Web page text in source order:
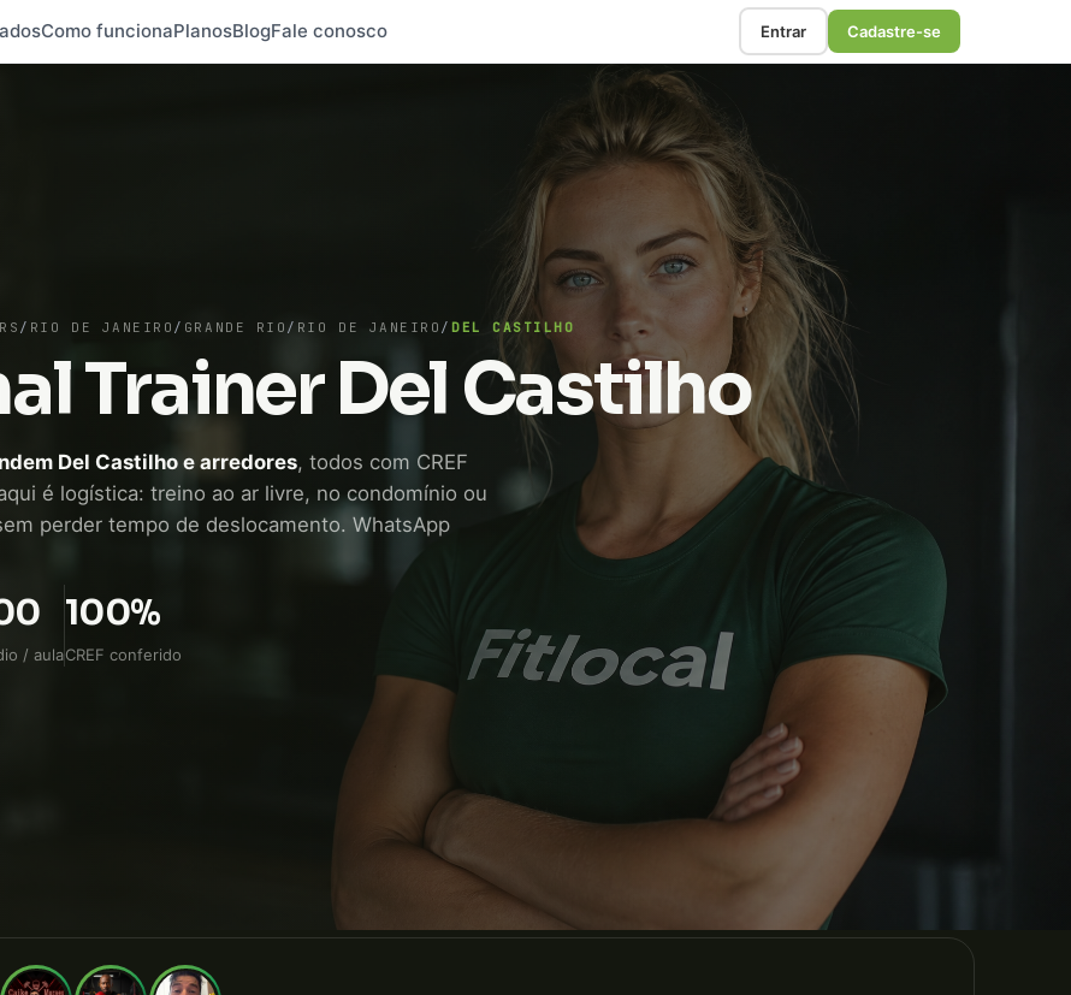
Como funcionaPlanosBlogFale conosco Entrar Cadastre-se
/ RIO DE JANEIRO / GRANDE RIO / RIO DE JANEIRO / DEL CASTILHO
Trainer Del Castilho
Del Castilho e arredores, todos com CREF
é logística: treino ao ar livre, no condomínio ou
perder tempo de deslocamento. WhatsApp
/ aula
100%
CREF conferido